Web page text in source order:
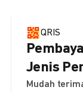
QRIS
Jenis
Mudah